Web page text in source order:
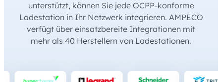
unterstützt, können Sie jede OCPP-konforme
Ladestation in Ihr Netzwerk integrieren. AMPECO
verfügt über einsatzbereite Integrationen mit
mehr als 40 Herstellern von Ladestationen.